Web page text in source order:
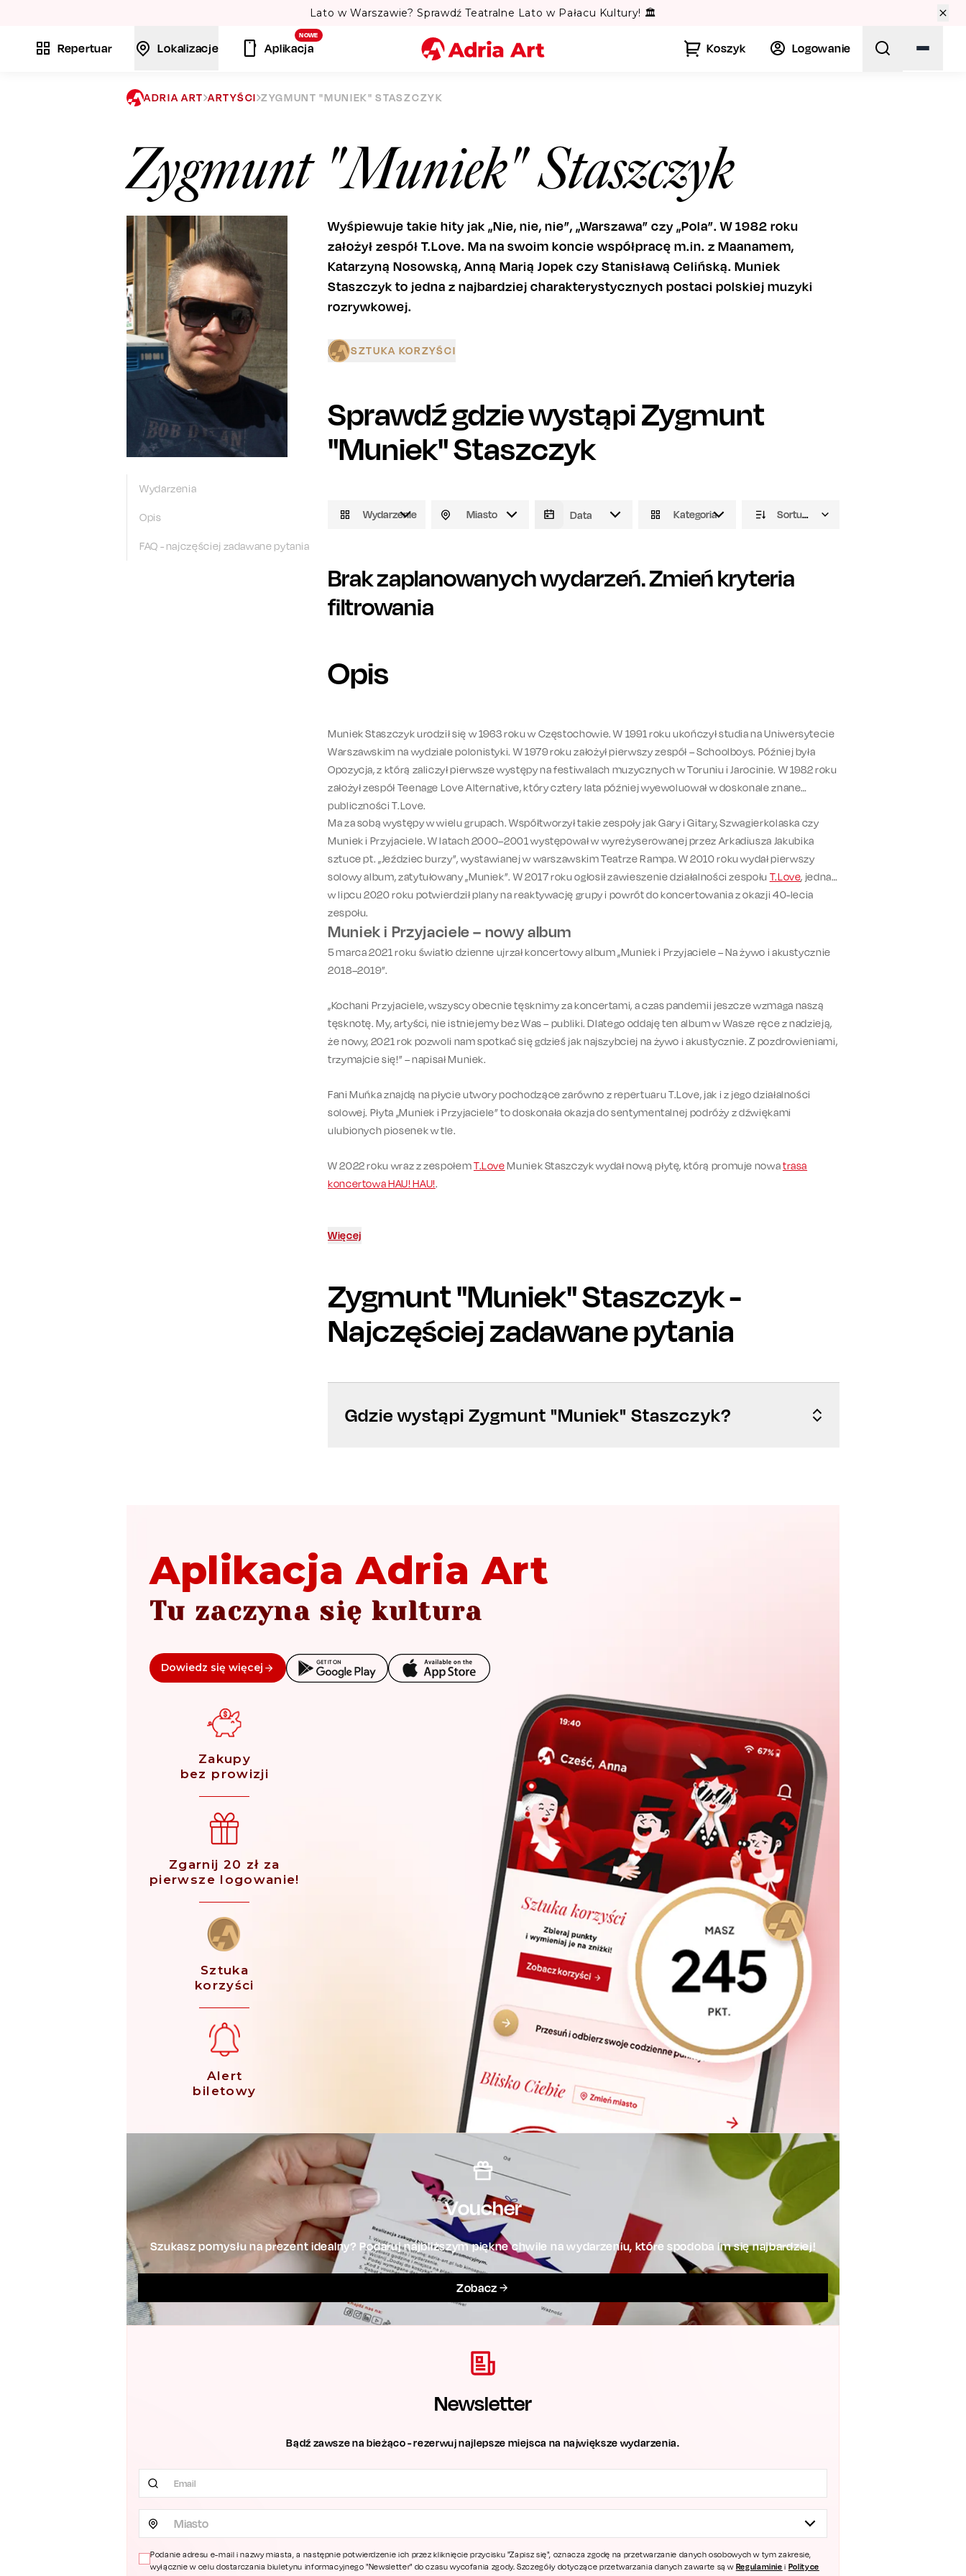
Lato w Warszawie? Sprawdź Teatralne Lato w Pałacu Kultury! 🏛️
Repertuar Lokalizacje
NOWE
Aplikacja Koszyk Logowanie
Szukaj
ADRIA ART ARTYŚCI ZYGMUNT "MUNIEK" STASZCZYK
Zygmunt "Muniek" Staszczyk
Wydarzenia
Opis
FAQ - najczęściej zadawane pytania
Wyśpiewuje takie hity jak „Nie, nie, nie”, „Warszawa” czy „Pola”. W 1982 roku
założył zespół T.Love. Ma na swoim koncie współpracę m.in. z Maanamem,
Katarzyną Nosowską, Anną Marią Jopek czy Stanisławą Celińską. Muniek
Staszczyk to jedna z najbardziej charakterystycznych postaci polskiej muzyki
rozrywkowej.
SZTUKA KORZYŚCI
Sprawdź gdzie wystąpiZygmunt
"Muniek" Staszczyk
Wydarzenie Miasto Kategoria Sortuj domyślnie
Brak zaplanowanych wydarzeń. Zmień kryteria
filtrowania
Opis
Muniek Staszczyk urodził się w 1963 roku w Częstochowie. W 1991 roku ukończył studia na Uniwersytecie
Warszawskim na wydziale polonistyki. W 1979 roku założył pierwszy zespół – Schoolboys. Później była
Opozycja, z którą zaliczył pierwsze występy na festiwalach muzycznych w Toruniu i Jarocinie. W 1982 roku
założył zespół Teenage Love Alternative, który cztery lata później wyewoluował w doskonale znane
publiczności T.Love.
Ma za sobą występy w wielu grupach. Współtworzył takie zespoły jak Gary i Gitary, Szwagierkolaska czy
Muniek i Przyjaciele. W latach 2000–2001 występował w wyreżyserowanej przez Arkadiusza Jakubika
sztuce pt. „Jeździec burzy”, wystawianej w warszawskim Teatrze Rampa. W 2010 roku wydał pierwszy
solowy album, zatytułowany „Muniek”. W 2017 roku ogłosił zawieszenie działalności zespołu T.Love, jednak
w lipcu 2020 roku potwierdził plany na reaktywację grupy i powrót do koncertowania z okazji 40-lecia
zespołu.
Muniek i Przyjaciele – nowy album
5 marca 2021 roku światło dzienne ujrzał koncertowy album „Muniek i Przyjaciele – Na żywo i akustycznie
2018–2019”.
„Kochani Przyjaciele, wszyscy obecnie tęsknimy za koncertami, a czas pandemii jeszcze wzmaga naszą
tęsknotę. My, artyści, nie istniejemy bez Was – publiki. Dlatego oddaję ten album w Wasze ręce z nadzieją,
że nowy, 2021 rok pozwoli nam spotkać się gdzieś jak najszybciej na żywo i akustycznie. Z pozdrowieniami,
trzymajcie się!” – napisał Muniek.
Fani Muńka znajdą na płycie utwory pochodzące zarówno z repertuaru T.Love, jak i z jego działalności
solowej. Płyta „Muniek i Przyjaciele” to doskonała okazja do sentymentalnej podróży z dźwiękami
ulubionych piosenek w tle.
W 2022 roku wraz z zespołemT.LoveMuniek Staszczyk wydał nową płytę, którą promuje nowatrasa
koncertowa HAU! HAU!.
Więcej
Zygmunt "Muniek" Staszczyk-
Najczęściej zadawane pytania
Gdzie wystąpi Zygmunt "Muniek" Staszczyk?
Aplikacja Adria Art
Tu zaczyna się kultura
Dowiedz się więcej
Zakupy
bez prowizji
Zgarnij 20 zł za
pierwsze logowanie!
Sztuka
korzyści
Alert
biletowy
Voucher
Szukasz pomysłu na prezent idealny? Podaruj najbliższym piękne chwile na wydarzeniu, które spodoba im się najbardziej!
Zobacz
Newsletter
Bądź zawsze na bieżąco - rezerwuj najlepsze miejsca na największe wydarzenia.
Miasto
Podanie adresu e-mail i nazwy miasta, a następnie potwierdzenie ich przez kliknięcie przycisku "Zapisz się", oznacza zgodę na przetwarzanie danych osobowych w tym zakresie,
wyłącznie w celu dostarczania biuletynu informacyjnego "Newsletter" do czasu wycofania zgody. Szczegóły dotyczące przetwarzania danych zawarte są w Regulaminie i Polityce